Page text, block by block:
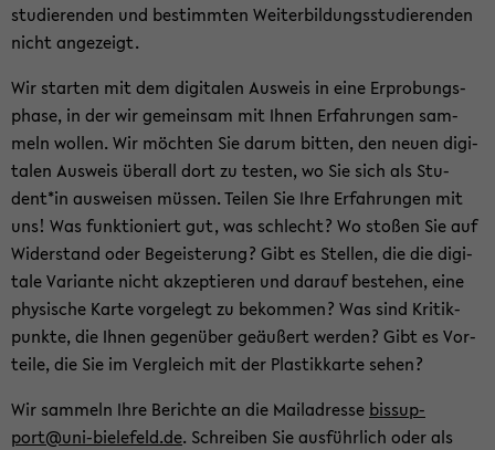
stu­die­ren­den und be­stimm­ten Wei­ter­bil­dungs­stu­die­ren­den
nicht an­ge­zeigt.
Wir star­ten mit dem di­gi­ta­len Aus­weis in eine Er­pro­bungs­
pha­se, in der wir ge­mein­sam mit Ihnen Er­fah­run­gen sam­
meln wol­len. Wir möch­ten Sie darum bit­ten, den neuen di­gi­
ta­len Aus­weis über­all dort zu tes­ten, wo Sie sich als Stu­
dent*in aus­wei­sen müs­sen. Tei­len Sie Ihre Er­fah­run­gen mit
uns! Was funk­tio­niert gut, was schlecht? Wo sto­ßen Sie auf
Wi­der­stand oder Be­geis­te­rung? Gibt es Stel­len, die die di­gi­
ta­le Va­ri­an­te nicht ak­zep­tie­ren und dar­auf be­stehen, eine
phy­si­sche Karte vor­ge­legt zu be­kom­men? Was sind Kri­tik­
punk­te, die Ihnen ge­gen­über ge­äu­ßert wer­den? Gibt es Vor­
tei­le, die Sie im Ver­gleich mit der Plas­tik­kar­te sehen?
Wir sam­meln Ihre Be­rich­te an die Mail­adres­se bis­sup­
port@uni-​bielefeld.de. Schrei­ben Sie aus­führ­lich oder als